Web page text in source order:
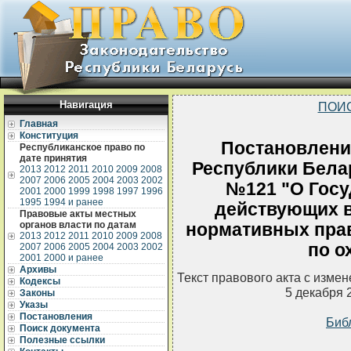
Навигация
Главная
Конституция
Республиканское право по
дате принятия
2013 2012 2011 2010 2009 2008
2007 2006 2005 2004 2003 2002
2001 2000 1999 1998 1997 1996
1995 1994 и ранее
Правовые акты местных
органов власти по датам
2013 2012 2011 2010 2009 2008
2007 2006 2005 2004 2003 2002
2001 2000 и ранее
Архивы
Кодексы
Законы
Указы
Постановления
Поиск документа
Полезные ссылки
Республики
№121 "О
действующих
нормативных
по
Текст правового акта с
5 декабря